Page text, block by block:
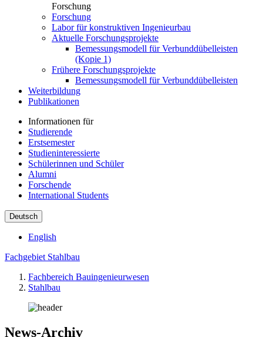
Forschung
Forschung
Labor für konstruktiven Ingenieurbau
Aktuelle Forschungsprojekte
Bemessungsmodell für Verbunddübelleisten
(Kopie 1)
Frühere Forschungsprojekte
Bemessungsmodell für Verbunddübelleisten
Weiterbildung
Publikationen
Informationen für
Studierende
Erstsemester
Studieninteressierte
Schülerinnen und Schüler
Alumni
Forschende
International Students
Deutsch
English
Fachgebiet Stahlbau
Fachbereich Bauingenieurwesen
Stahlbau
News-Archiv